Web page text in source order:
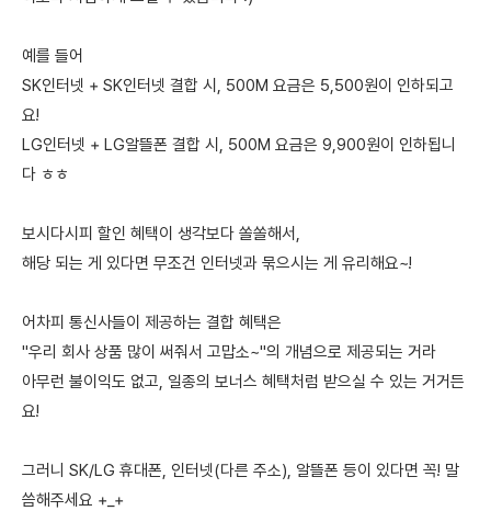
예를 들어
SK인터넷 + SK인터넷 결합 시, 500M 요금은 5,500원이 인하되고
요!
LG인터넷 + LG알뜰폰 결합 시, 500M 요금은 9,900원이 인하됩니
다 ㅎㅎ
보시다시피 할인 혜택이 생각보다 쏠쏠해서,
해당 되는 게 있다면 무조건 인터넷과 묶으시는 게 유리해요~!
어차피 통신사들이 제공하는 결합 혜택은
"우리 회사 상품 많이 써줘서 고맙소~"의 개념으로 제공되는 거라
아무런 불이익도 없고, 일종의 보너스 혜택처럼 받으실 수 있는 거거든
요!
그러니 SK/LG 휴대폰, 인터넷(다른 주소), 알뜰폰 등이 있다면 꼭! 말
씀해주세요 +_+